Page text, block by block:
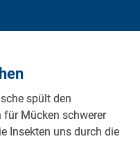
spült den
für Mücken schwerer
Insekten uns durch die